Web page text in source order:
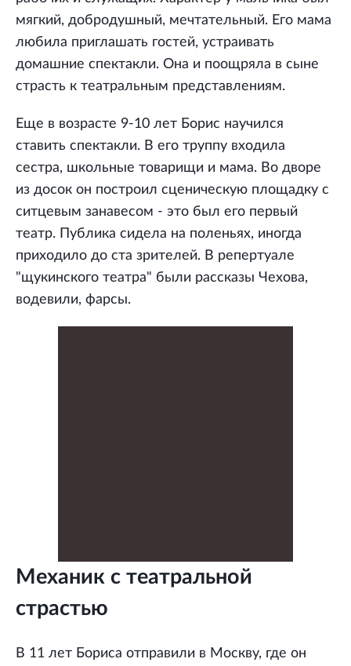
мягкий, добродушный, мечтательный. Его мама
любила приглашать гостей, устраивать
домашние спектакли. Она и поощряла в сыне
страсть к театральным представлениям.
Еще в возрасте 9-10 лет Борис научился
ставить спектакли. В его труппу входила
сестра, школьные товарищи и мама. Во дворе
из досок он построил сценическую площадку с
ситцевым занавесом - это был его первый
театр. Публика сидела на поленьях, иногда
приходило до ста зрителей. В репертуале
"щукинского театра" были рассказы Чехова,
водевили, фарсы.
Механик с театральной
страстью
В 11 лет Бориса отправили в Москву, где он